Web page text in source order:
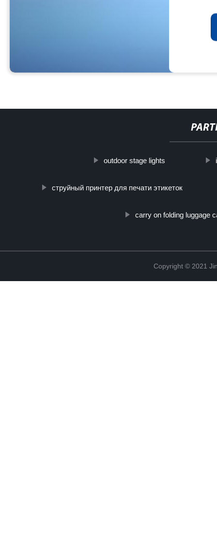
outdoor stage lights
струйный принтер для печати этикеток
carry on folding luggage
Copyright © 2021